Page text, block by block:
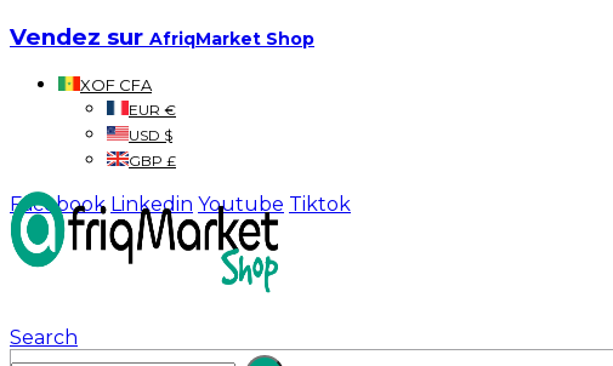
Vendez sur AfriqMarket Shop
XOF CFA
EUR €
USD $
GBP £
Facebook Linkedin Youtube Tiktok
Search